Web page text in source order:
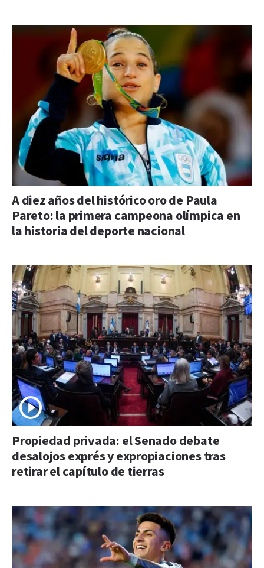
A diez años del histórico oro de Paula
Pareto: la primera campeona olímpica en
la historia del deporte nacional
Propiedad privada: el Senado debate
desalojos exprés y expropiaciones tras
retirar el capítulo de tierras